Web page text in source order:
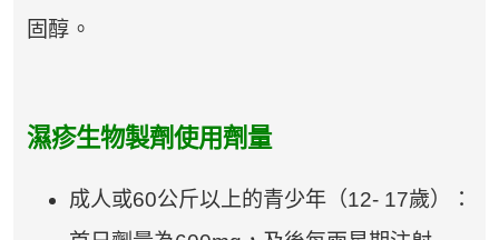
固醇。
濕疹生物製劑使用劑量
成人或60公斤以上的青少年（12- 17歲）：